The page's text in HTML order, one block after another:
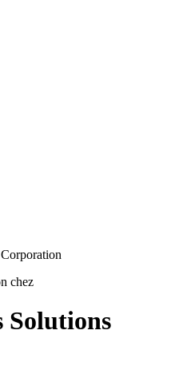
chez
Solutions